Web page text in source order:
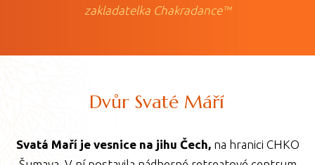
zakladatelka Chakradance™
Dvůr Svaté Máří
Svatá Maří je vesnice na jihu Čech,na hranici CHKO